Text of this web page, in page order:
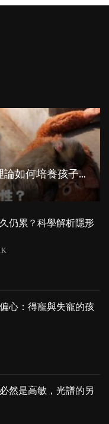
從
小獼猴Panchi 看：依附理論如何培養孩子心理韌性？
仍累？科學解析隱形
心：得寵與失寵的孩
然是高敏，光譜的另